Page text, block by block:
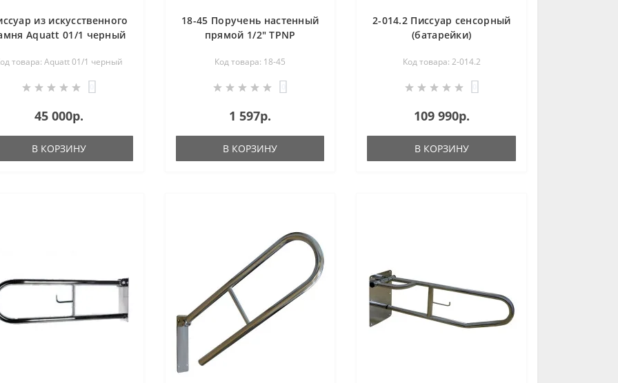
из искусственного
Aquatt 01/1 черный
товара: Aquatt 01/1 черный
45 000р.
В КОРЗИНУ
18-45 Поручень настенный
прямой 1/2" TPNP
Код товара: 18-45
1 597р.
В КОРЗИНУ
2-014.2 Писсуар сенсорный
(батарейки)
нержавеющей стали
Код товара: 2-014.2
109 990р.
В КОРЗИНУ